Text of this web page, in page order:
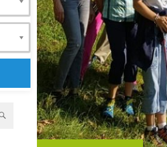
SEARCH